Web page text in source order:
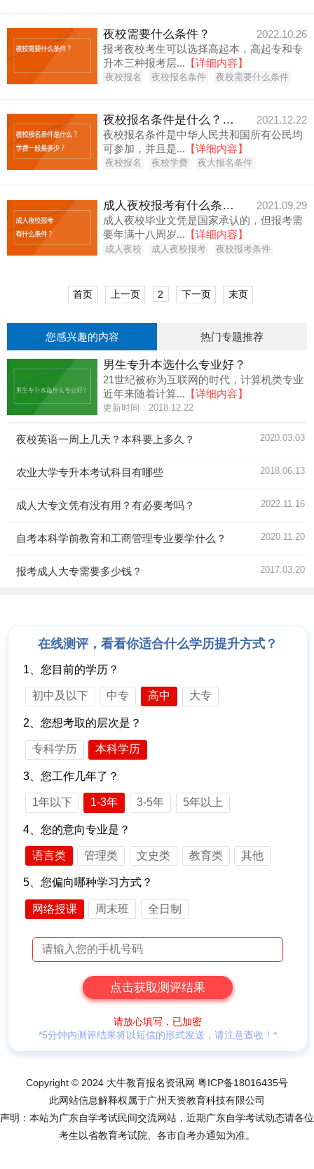
夜校需要什么条件？
2022.10.26
报考夜校考生可以选择高起本，高起专和专
升本三种报考层... 【详细内容】
夜校报名 夜校报名条件 夜校需要什么条件
夜校报名条件是什么？学费一般是多少？
2021.12.22
夜校报名条件是中华人民共和国所有公民均
可参加，并且是... 【详细内容】
夜校报名 夜校学费 夜大报名条件
成人夜校报考有什么条件？
2021.09.29
成人夜校毕业文凭是国家承认的，但报考需
要年满十八周岁... 【详细内容】
成人夜校 成人夜校报考 夜校报考条件
首页 上一页 2 下一页 末页
您感兴趣的内容 热门专题推荐
男生专升本选什么专业好？
21世纪被称为互联网的时代，计算机类专业
近年来随着计算... 【详细内容】
更新时间：2018.12.22
夜校英语一周上几天？本科要上多久？ 2020.03.03
农业大学专升本考试科目有哪些 2018.06.13
成人大专文凭有没有用？有必要考吗？ 2022.11.16
自考本科学前教育和工商管理专业要学什么？ 2020.11.20
报考成人大专需要多少钱？ 2017.03.20
在线测评，看看你适合什么学历提升方式？
1、您目前的学历？
初中及以下 中专 高中 大专
2、您想考取的层次是？
专科学历 本科学历
3、您工作几年了？
1年以下 1-3年 3-5年 5年以上
4、您的意向专业是？
语言类 管理类 文史类 教育类 其他
5、您偏向哪种学习方式？
网络授课 周末班 全日制
请放心填写，已加密
*5分钟内测评结果将以短信的形式发送，请注意查收！*
Copyright © 2024 大牛教育报名资讯网 粤ICP备18016435号
此网站信息解释权属于广州天资教育科技有限公司
声明：本站为广东自学考试民间交流网站，近期广东自学考试动态请各位
考生以省教育考试院、各市自考办通知为准。